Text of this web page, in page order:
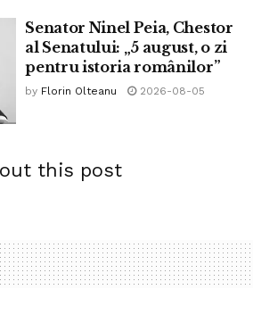
Senator Ninel Peia, Chestor
al Senatului: „5 august, o zi
pentru istoria românilor”
by Florin Olteanu 2026-08-05
this post